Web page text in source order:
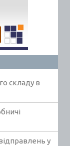
складу в
у